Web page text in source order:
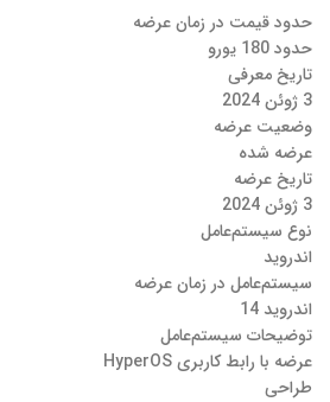
حدود قیمت در زمان عرضه
حدود 180 یورو
تاریخ معرفی
3 ژوئن 2024
وضعیت عرضه
عرضه شده
تاریخ عرضه
3 ژوئن 2024
نوع سیستم‌عامل
اندروید
سیستم‌عامل در زمان عرضه
اندروید 14
توضیحات سیستم‌عامل
عرضه با رابط کاربری HyperOS
طراحی